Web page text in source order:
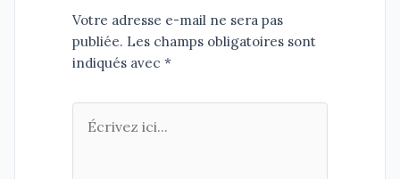
Votre adresse e-mail ne sera pas
publiée. Les champs obligatoires sont
indiqués avec *